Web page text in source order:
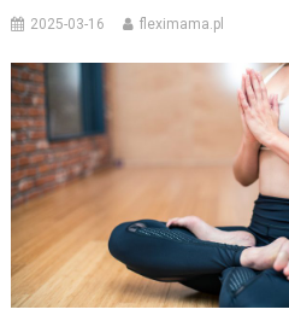
2025-03-16 fleximama.pl